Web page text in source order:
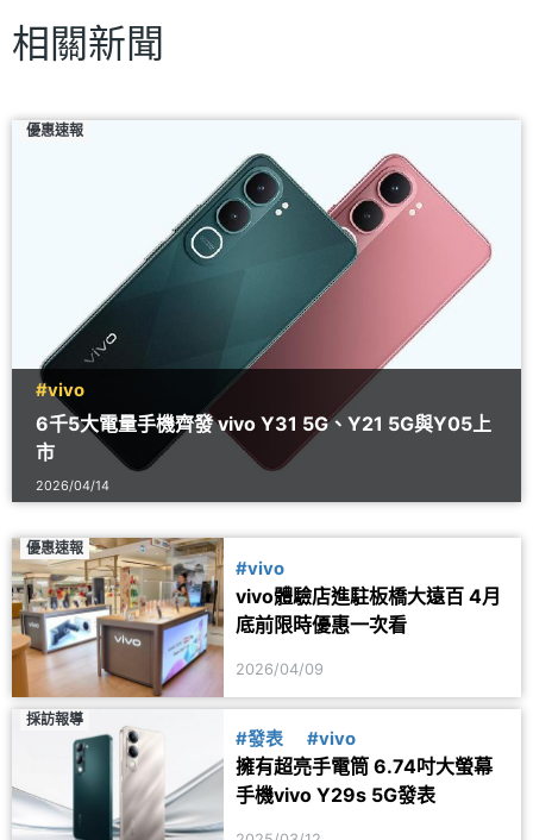
相關新聞
優惠速報
#vivo
6千5大電量手機齊發 vivo Y31 5G、Y21 5G與Y05上
市
2026/04/14
優惠速報
#vivo
vivo體驗店進駐板橋大遠百 4月
底前限時優惠一次看
2026/04/09
採訪報導
#發表 #vivo
擁有超亮手電筒 6.74吋大螢幕
手機vivo Y29s 5G發表